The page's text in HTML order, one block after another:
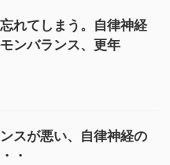
れてしまう。自律神経
ンバランス、更年
スが悪い、自律神経の
・